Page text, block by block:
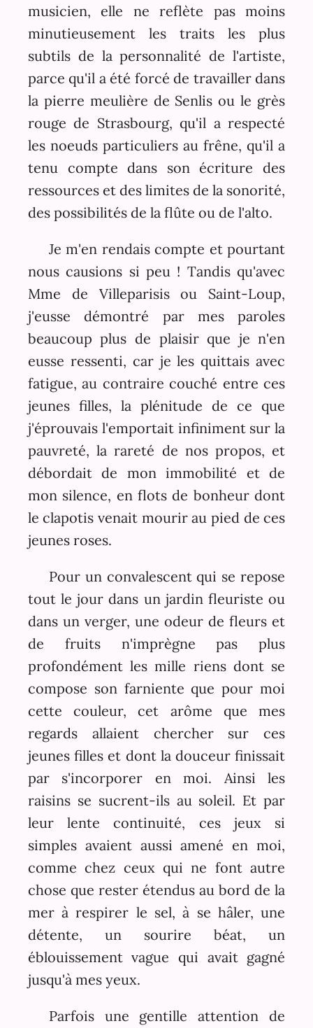
musicien, elle ne reflète pas moins
minutieusement les traits les plus
subtils de la personnalité de l'artiste,
parce qu'il a été forcé de travailler dans
la pierre meulière de Senlis ou le grès
rouge de Strasbourg, qu'il a respecté
les noeuds particuliers au frêne, qu'il a
tenu compte dans son écriture des
ressources et des limites de la sonorité,
des possibilités de la flûte ou de l'alto.
Je m'en rendais compte et pourtant
nous causions si peu ! Tandis qu'avec
Mme de Villeparisis ou Saint-Loup,
j'eusse démontré par mes paroles
beaucoup plus de plaisir que je n'en
eusse ressenti, car je les quittais avec
fatigue, au contraire couché entre ces
jeunes filles, la plénitude de ce que
j'éprouvais l'emportait infiniment sur la
pauvreté, la rareté de nos propos, et
débordait de mon immobilité et de
mon silence, en flots de bonheur dont
le clapotis venait mourir au pied de ces
jeunes roses.
Pour un convalescent qui se repose
tout le jour dans un jardin fleuriste ou
dans un verger, une odeur de fleurs et
de fruits n'imprègne pas plus
profondément les mille riens dont se
compose son farniente que pour moi
cette couleur, cet arôme que mes
regards allaient chercher sur ces
jeunes filles et dont la douceur finissait
par s'incorporer en moi. Ainsi les
raisins se sucrent-ils au soleil. Et par
leur lente continuité, ces jeux si
simples avaient aussi amené en moi,
comme chez ceux qui ne font autre
chose que rester étendus au bord de la
mer à respirer le sel, à se hâler, une
détente, un sourire béat, un
éblouissement vague qui avait gagné
jusqu'à mes yeux.
Parfois une gentille attention de